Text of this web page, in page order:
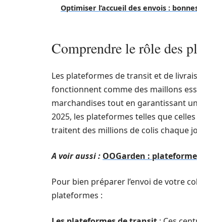
Optimiser l’accueil des envois :
Comprendre le rôle des
Les plateformes de transit et de
fonctionnent comme des maillons
marchandises tout en garantissant
2025, les plateformes telles que
traitent des millions de colis chaque
A voir aussi : OOGarden :
Pour bien préparer l’envoi de votre
plateformes :